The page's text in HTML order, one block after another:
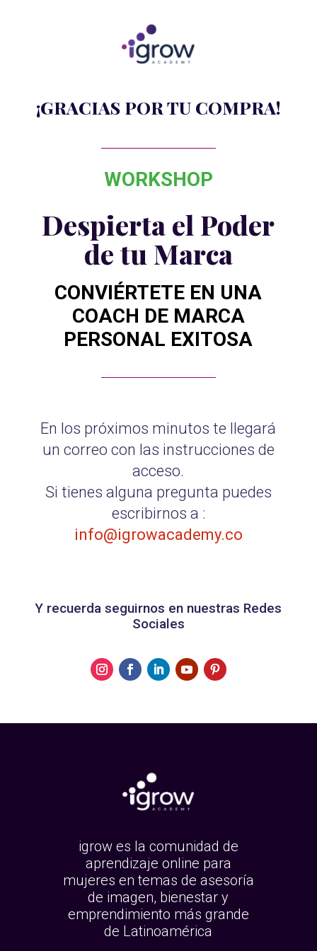
¡GRACIAS POR TU COMPRA!
WORKSHOP
Despierta el Poder
de tu Marca
CONVIÉRTETE EN UNA
COACH DE MARCA
PERSONAL EXITOSA
En los próximos minutos te llegará
un correo con las instrucciones de
acceso.
Si tienes alguna pregunta puedes
escribirnos a :
info@igrowacademy.co
Y recuerda seguirnos en nuestras Redes
Sociales
igrow es la comunidad de
aprendizaje online para
mujeres en temas de asesoría
de imagen, bienestar y
emprendimiento más grande
de Latinoamérica